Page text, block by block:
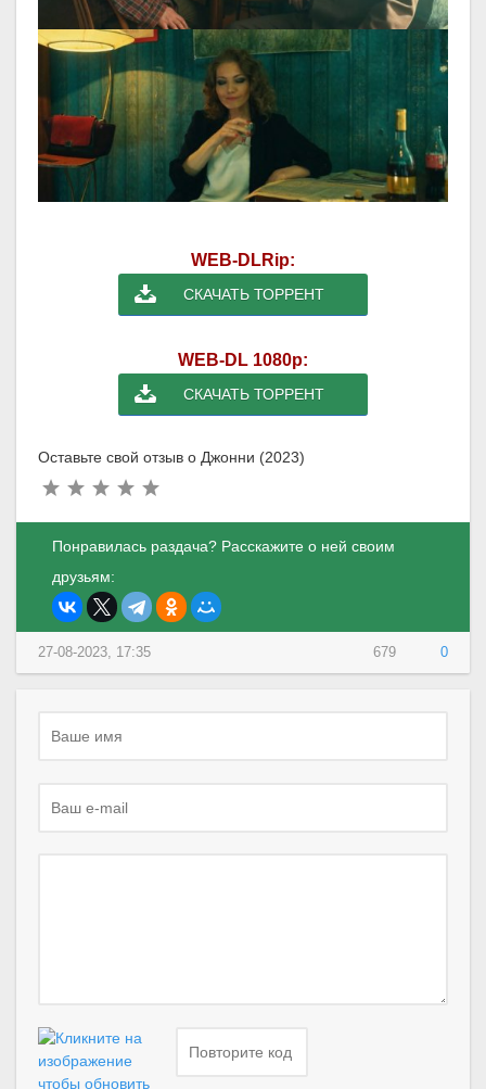
WEB-DLRip:
СКАЧАТЬ ТОРРЕНТ
WEB-DL 1080p:
СКАЧАТЬ ТОРРЕНТ
Оставьте свой отзыв о Джонни (2023)
Понравилась раздача? Расскажите о ней своим
друзьям:
679 0
27-08-2023, 17:35